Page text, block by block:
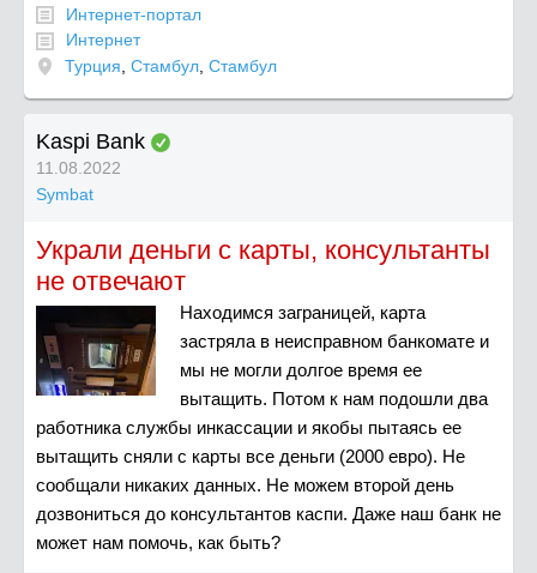
Интернет-портал
Интернет
Турция Стамбул Стамбул
Kaspi Bank
11.08.2022
Symbat
Украли деньги с карты, консультанты
не отвечают
Находимся заграницей, карта
застряла в неисправном банкомате и
мы не могли долгое время ее
вытащить. Потом к нам подошли два
работника службы инкассации и якобы пытаясь ее
вытащить сняли с карты все деньги (2000 евро). Не
сообщали никаких данных. Не можем второй день
дозвониться до консультантов каспи. Даже наш банк не
может нам помочь, как быть?